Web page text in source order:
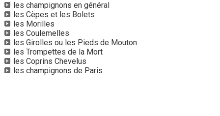
les champignons en général
les Cèpes et les Bolets
les Morilles
les Coulemelles
les Girolles ou les Pieds de Mouton
les Trompettes de la Mort
les Coprins Chevelus
les champignons de Paris